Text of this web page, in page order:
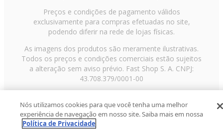
Preços e condições de pagamento válidos
exclusivamente para compras efetuadas no site,
podendo diferir na rede de lojas físicas.
As imagens dos produtos são meramente ilustrativas.
Todos os preços e condições comerciais estão sujeitos
a alteração sem aviso prévio. Fast Shop S. A. CNPJ:
43.708.379/0001-00
Paulo/SP, CEP 02029-001, Telefone: 11 3003-3728 ©
2013 Fast Shop - Todos os direitos reservadosRF
Nós utilizamos cookies para que você tenha uma melhor
experiência de navegação em nosso site. Saiba mais em nossa
Política de Privacidade